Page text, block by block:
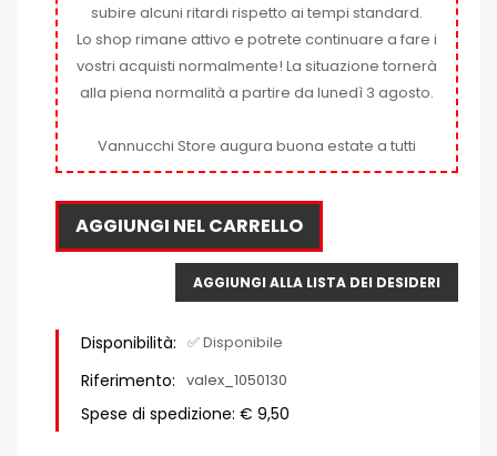
subire alcuni ritardi rispetto ai tempi standard.
Lo shop rimane attivo e potrete continuare a fare i
vostri acquisti normalmente! La situazione tornerà
alla piena normalità a partire da lunedì 3 agosto.
Vannucchi Store augura buona estate a tutti
AGGIUNGI NEL CARRELLO
AGGIUNGI ALLA LISTA DEI DESIDERI
Disponibilità: ✅ Disponibile
Riferimento: valex_1050130
Spese di spedizione: € 9,50